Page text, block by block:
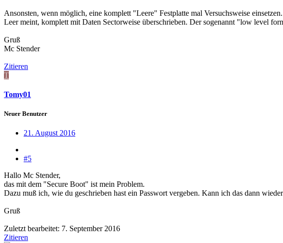
Ansonsten, wenn möglich, eine komplett "Leere" Festplatte mal Versuchsweise einsetzen.
Leer meint, komplett mit Daten Sectorweise überschrieben. Der sogenannt "low level
Gruß
Mc Stender
Zitieren
T
Tomy01
Neuer Benutzer
21. August 2016
#5
Hallo Mc Stender,
das mit dem "Secure Boot" ist mein Problem.
Dazu muß ich, wie du geschrieben hast ein Passwort vergeben. Kann ich das dann
Gruß
Zuletzt bearbeitet: 7. September 2016
Zitieren